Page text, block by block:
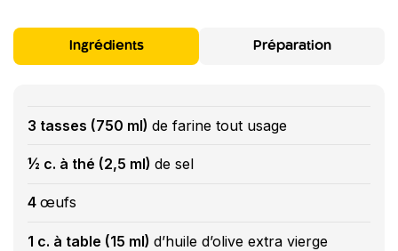
Ingrédients Préparation
3 tasses (750 ml) de farine tout usage
½ c. à thé (2,5 ml) de sel
4 œufs
1 c. à table (15 ml) d’huile d’olive extra vierge